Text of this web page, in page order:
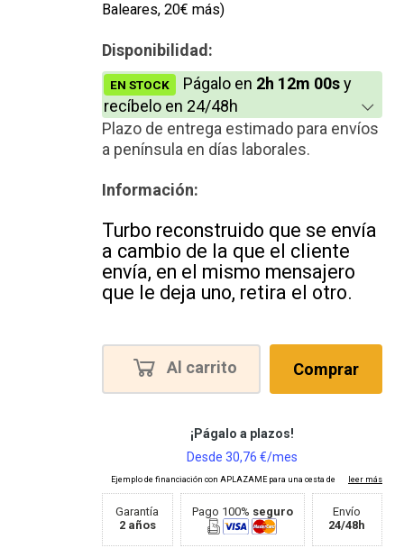
Baleares, 20€ más)
Disponibilidad:
EN STOCK Págalo en 2h 12m 00sy
recíbelo en 24/48h
Plazo de entrega estimado para envíos
a península en días laborales.
Información:
Turbo reconstruido que se envía
a cambio de la que el cliente
envía, en el mismo mensajero
que le deja uno, retira el otro.
Al carrito Comprar
Garantía
2 años
Pago 100% seguro
Envío
24/48h